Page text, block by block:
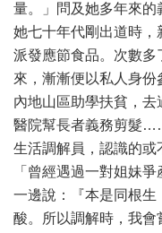
量。」問及她多年來的
她七十年代剛出道時
派發應節食品。次數多
來，漸漸便以私人身
內地山區助學扶貧，
醫院幫長者義務剪髮
生活調解員，認識的或
「曾經遇過一對姐妹
一邊說：『本是同根
酸。所以調解時，我會